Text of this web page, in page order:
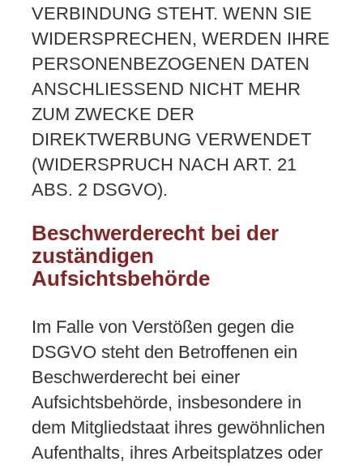
VERBINDUNG STEHT. WENN SIE
WIDERSPRECHEN, WERDEN IHRE
PERSONENBEZOGENEN DATEN
ANSCHLIESSEND NICHT MEHR
ZUM ZWECKE DER
DIREKTWERBUNG VERWENDET
(WIDERSPRUCH NACH ART. 21
ABS. 2 DSGVO).
Beschwerderecht bei der
zuständigen
Aufsichtsbehörde
Im Falle von Verstößen gegen die
DSGVO steht den Betroffenen ein
Beschwerderecht bei einer
Aufsichtsbehörde, insbesondere in
dem Mitgliedstaat ihres gewöhnlichen
Aufenthalts, ihres Arbeitsplatzes oder